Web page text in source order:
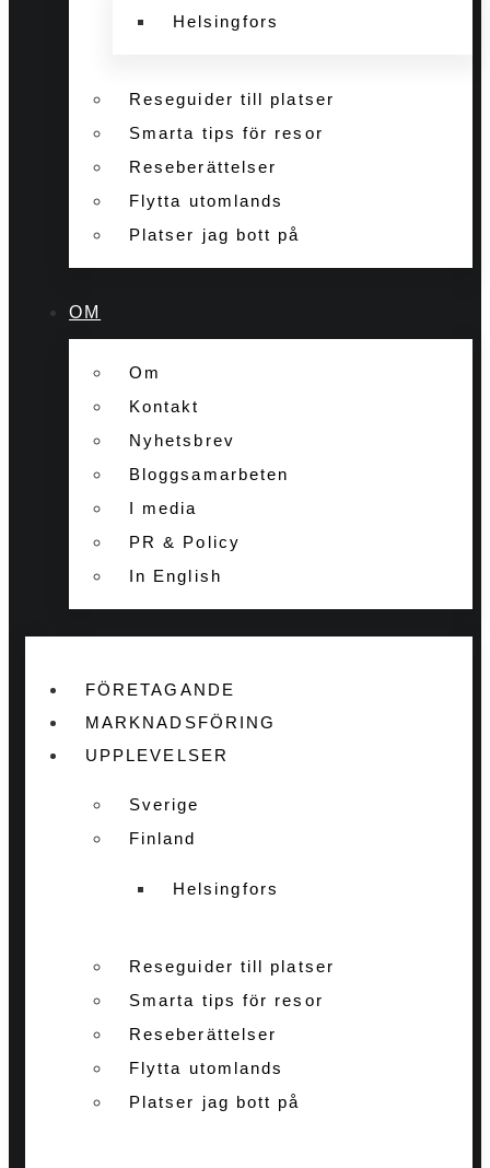
Helsingfors
Reseguider till platser
Smarta tips för resor
Reseberättelser
Flytta utomlands
Platser jag bott på
OM
Om
Kontakt
Nyhetsbrev
Bloggsamarbeten
I media
PR & Policy
In English
FÖRETAGANDE
MARKNADSFÖRING
UPPLEVELSER
Sverige
Finland
Helsingfors
Reseguider till platser
Smarta tips för resor
Reseberättelser
Flytta utomlands
Platser jag bott på